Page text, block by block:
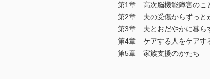
第1章 高次脳機能障害のこ
第2章 夫の受傷からずっと
第3章 夫とおだやかに暮ら
第4章 ケアする人をケアす
第5章 家族支援のかたち